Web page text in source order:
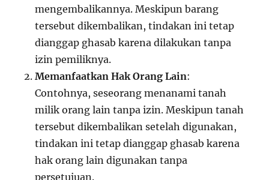
mengembalikannya. Meskipun barang
tersebut dikembalikan, tindakan ini tetap
dianggap ghasab karena dilakukan tanpa
izin pemiliknya.
Memanfaatkan Hak Orang Lain:
Contohnya, seseorang menanami tanah
milik orang lain tanpa izin. Meskipun tanah
tersebut dikembalikan setelah digunakan,
tindakan ini tetap dianggap ghasab karena
hak orang lain digunakan tanpa
persetujuan.